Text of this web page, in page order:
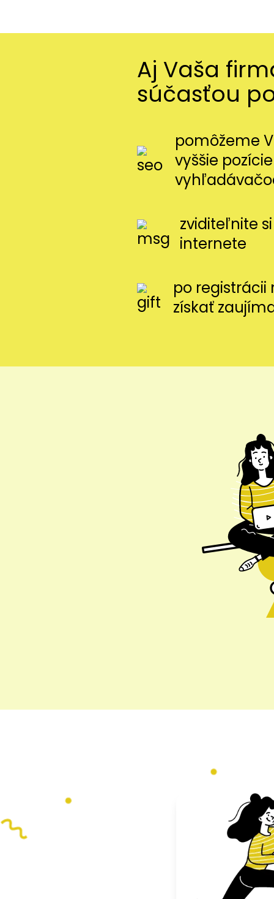
Aj Vaša
súčasťou
pomôžeme
vyššie
zviditeľnite
internete
po
získať